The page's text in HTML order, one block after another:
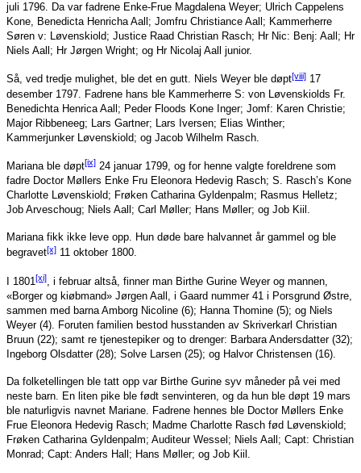
juli 1796. Da var fadrene Enke-Frue Magdalena Weyer; Ulrich Cappelens
Kone, Benedicta Henricha Aall; Jomfru Christiance Aall; Kammerherre
Søren v: Løvenskiold; Justice Raad Christian Rasch; Hr Nic: Benj: Aall; Hr
Niels Aall; Hr Jørgen Wright; og Hr Nicolaj Aall junior.
Så, ved tredje mulighet, ble det en gutt. Niels Weyer ble døpt[viii] 17
desember 1797. Fadrene hans ble Kammerherre S: von Løvenskiolds Fr.
Benedichta Henrica Aall; Peder Floods Kone Inger; Jomf: Karen Christie;
Major Ribbeneeg; Lars Gartner; Lars Iversen; Elias Winther;
Kammerjunker Løvenskiold; og Jacob Wilhelm Rasch.
Mariana ble døpt[ix] 24 januar 1799, og for henne valgte foreldrene som
fadre Doctor Møllers Enke Fru Eleonora Hedevig Rasch; S. Rasch’s Kone
Charlotte Løvenskiold; Frøken Catharina Gyldenpalm; Rasmus Helletz;
Job Arveschoug; Niels Aall; Carl Møller; Hans Møller; og Job Kiil.
Mariana fikk ikke leve opp. Hun døde bare halvannet år gammel og ble
begravet[x] 11 oktober 1800.
I 1801[xi], i februar altså, finner man Birthe Gurine Weyer og mannen,
«Borger og kiøbmand» Jørgen Aall, i Gaard nummer 41 i Porsgrund Østre,
sammen med barna Amborg Nicoline (6); Hanna Thomine (5); og Niels
Weyer (4). Foruten familien bestod husstanden av Skriverkarl Christian
Bruun (22); samt re tjenestepiker og to drenger: Barbara Andersdatter (32);
Ingeborg Olsdatter (28); Solve Larsen (25); og Halvor Christensen (16).
Da folketellingen ble tatt opp var Birthe Gurine syv måneder på vei med
neste barn. En liten pike ble født senvinteren, og da hun ble døpt 19 mars
ble naturligvis navnet Mariane. Fadrene hennes ble Doctor Møllers Enke
Frue Eleonora Hedevig Rasch; Madme Charlotte Rasch fød Løvenskiold;
Frøken Catharina Gyldenpalm; Auditeur Wessel; Niels Aall; Capt: Christian
Monrad; Capt: Anders Hall; Hans Møller; og Job Kiil.